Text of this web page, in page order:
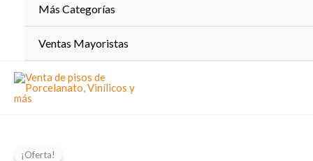
Más Categorías
Ventas Mayoristas
¡Oferta!